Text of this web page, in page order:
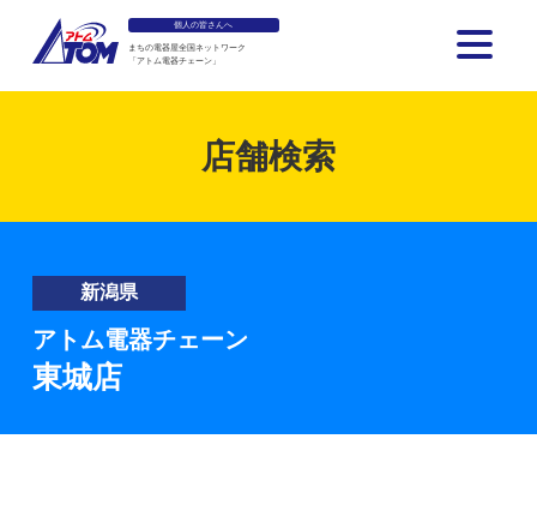
個人の皆さんへ
まちの電器屋全国ネットワーク
「アトム電器チェーン」
店舗検索
新潟県
アトム電器チェーン
東城店